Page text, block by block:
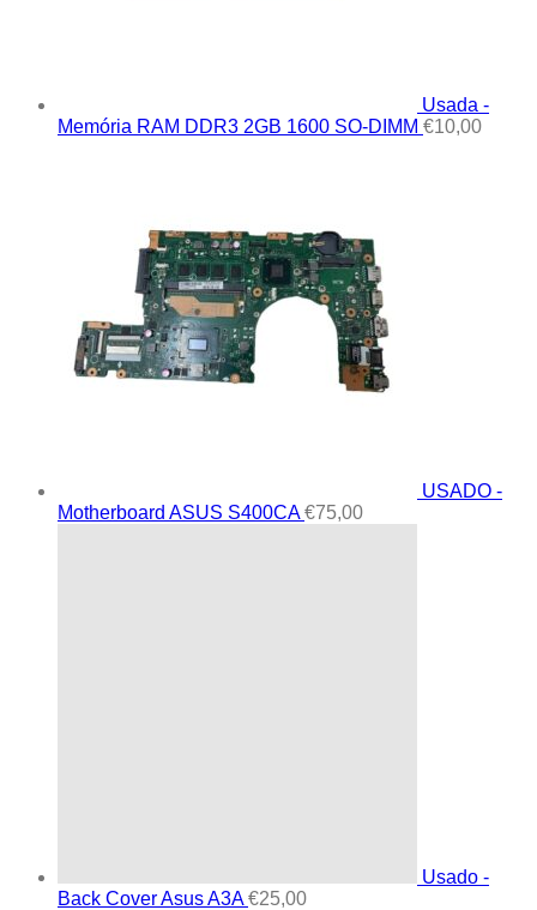
Usada -
Memória RAM DDR3 2GB 1600 SO-DIMM €10,00
USADO -
Motherboard ASUS S400CA €75,00
Usado -
Back Cover Asus A3A €25,00